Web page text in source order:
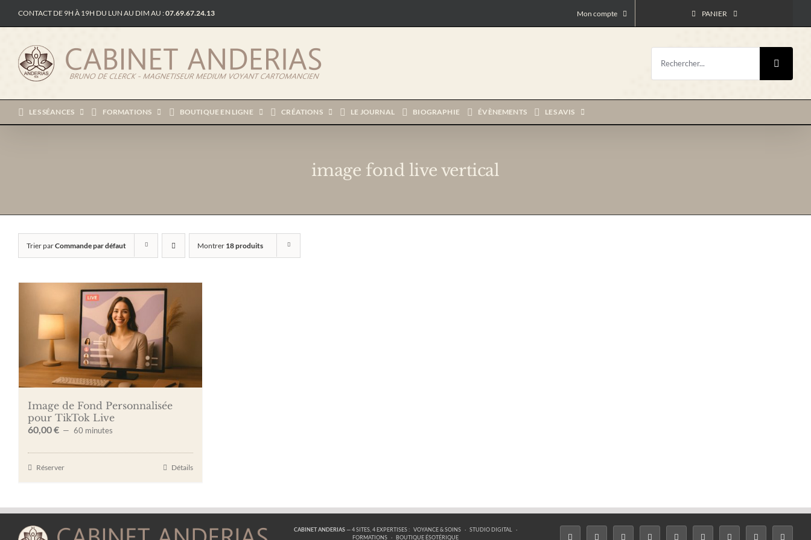
contenu
CONTACT DE 9H À 19H DU LUN AU DIM AU :07.69.67.24.13 Mon compte PANIER
Rechercher:
LES SÉANCES FORMATIONS BOUTIQUE EN LIGNE CRÉATIONS LE JOURNAL BIOGRAPHIE ÉVÈNEMENTS LES AVIS
image fond live vertical
Trier parCommande par défaut Montrer 18 produits
Image de Fond Personnalisée
pour TikTok Live
60,00€ 60 minutes
Réserver Détails
CABINET ANDERIAS— 4 SITES, 4 EXPERTISES : VOYANCE & SOINS · STUDIO DIGITAL
·
FORMATIONS · BOUTIQUE ÉSOTÉRIQUE